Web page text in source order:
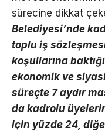
sürecine dikkat
Belediyesi’nde
toplu iş
koşullarına
ekonomik ve
süreçte 7 aydır
da kadrolu
için yüzde 24,